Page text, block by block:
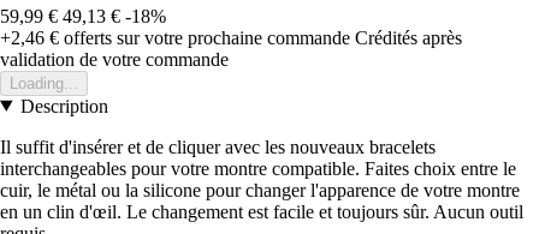
59,99 € 49,13 € -18%
+2,46 € offerts sur votre prochaine commande Crédités après
validation de votre commande
Loading...
Description
Il suffit d'insérer et de cliquer avec les nouveaux bracelets
interchangeables pour votre montre compatible. Faites choix entre le
cuir, le métal ou la silicone pour changer l'apparence de votre montre
en un clin d'œil. Le changement est facile et toujours sûr. Aucun outil